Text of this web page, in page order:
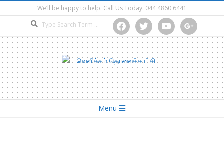
to
We’ll be happy to help. Call Us Today: 044 4860 6441
facebooktwitter youtube google
Menu